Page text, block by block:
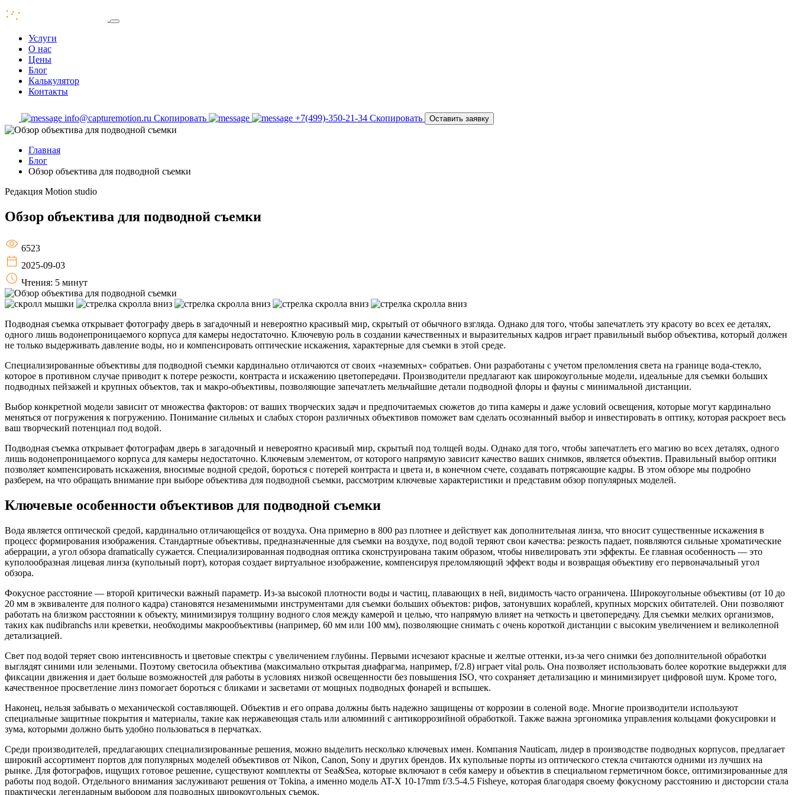
Услуги
О нас
Цены
Блог
Калькулятор
Контакты
info@capturemotion.ru Скопировать +7(499)-350-21-34 Скопировать Оставить заявку
Главная
Блог
Обзор объектива для подводной съемки
Редакция Motion studio
Обзор объектива для подводной съемки
6523
2025-09-03
Чтения: 5 минут
Подводная съемка открывает фотографу дверь в загадочный и невероятно красивый мир, скрытый от обычного взгляда. Однако для того, чтобы запечатлеть эту красоту во всех ее деталях,
одного лишь водонепроницаемого корпуса для камеры недостаточно. Ключевую роль в создании качественных и выразительных кадров играет правильный выбор объектива, который должен
не только выдерживать давление воды, но и компенсировать оптические искажения, характерные для съемки в этой среде.
Специализированные объективы для подводной съемки кардинально отличаются от своих «наземных» собратьев. Они разработаны с учетом преломления света на границе вода-стекло,
которое в противном случае приводит к потере резкости, контраста и искажению цветопередачи. Производители предлагают как широкоугольные модели, идеальные для съемки больших
подводных пейзажей и крупных объектов, так и макро-объективы, позволяющие запечатлеть мельчайшие детали подводной флоры и фауны с минимальной дистанции.
Выбор конкретной модели зависит от множества факторов: от ваших творческих задач и предпочитаемых сюжетов до типа камеры и даже условий освещения, которые могут кардинально
меняться от погружения к погружению. Понимание сильных и слабых сторон различных объективов поможет вам сделать осознанный выбор и инвестировать в оптику, которая раскроет весь
ваш творческий потенциал под водой.
Подводная съемка открывает фотографам дверь в загадочный и невероятно красивый мир, скрытый под толщей воды. Однако для того, чтобы запечатлеть его магию во всех деталях, одного
лишь водонепроницаемого корпуса для камеры недостаточно. Ключевым элементом, от которого напрямую зависит качество ваших снимков, является объектив. Правильный выбор оптики
позволяет компенсировать искажения, вносимые водной средой, бороться с потерей контраста и цвета и, в конечном счете, создавать потрясающие кадры. В этом обзоре мы подробно
разберем, на что обращать внимание при выборе объектива для подводной съемки, рассмотрим ключевые характеристики и представим обзор популярных моделей.
Ключевые особенности объективов для подводной съемки
Вода является оптической средой, кардинально отличающейся от воздуха. Она примерно в 800 раз плотнее и действует как дополнительная линза, что вносит существенные искажения в
процесс формирования изображения. Стандартные объективы, предназначенные для съемки на воздухе, под водой теряют свои качества: резкость падает, появляются сильные хроматические
аберрации, а угол обзора dramatically сужается. Специализированная подводная оптика сконструирована таким образом, чтобы нивелировать эти эффекты. Ее главная особенность — это
куполообразная лицевая линза (купольный порт), которая создает виртуальное изображение, компенсируя преломляющий эффект воды и возвращая объективу его первоначальный угол
обзора.
Фокусное расстояние — второй критически важный параметр. Из-за высокой плотности воды и частиц, плавающих в ней, видимость часто ограничена. Широкоугольные объективы (от 10 до
20 мм в эквиваленте для полного кадра) становятся незаменимыми инструментами для съемки больших объектов: рифов, затонувших кораблей, крупных морских обитателей. Они позволяют
работать на близком расстоянии к объекту, минимизируя толщину водного слоя между камерой и целью, что напрямую влияет на четкость и цветопередачу. Для съемки мелких организмов,
таких как nudibranchs или креветки, необходимы макрообъективы (например, 60 мм или 100 мм), позволяющие снимать с очень короткой дистанции с высоким увеличением и великолепной
детализацией.
Свет под водой теряет свою интенсивность и цветовые спектры с увеличением глубины. Первыми исчезают красные и желтые оттенки, из-за чего снимки без дополнительной обработки
выглядят синими или зелеными. Поэтому светосила объектива (максимально открытая диафрагма, например, f/2.8) играет vital роль. Она позволяет использовать более короткие выдержки для
фиксации движения и дает больше возможностей для работы в условиях низкой освещенности без повышения ISO, что сохраняет детализацию и минимизирует цифровой шум. Кроме того,
качественное просветление линз помогает бороться с бликами и засветами от мощных подводных фонарей и вспышек.
Наконец, нельзя забывать о механической составляющей. Объектив и его оправа должны быть надежно защищены от коррозии в соленой воде. Многие производители используют
специальные защитные покрытия и материалы, такие как нержавеющая сталь или алюминий с антикоррозийной обработкой. Также важна эргономика управления кольцами фокусировки и
зума, которыми должно быть удобно пользоваться в перчатках.
Среди производителей, предлагающих специализированные решения, можно выделить несколько ключевых имен. Компания Nauticam, лидер в производстве подводных корпусов, предлагает
широкий ассортимент портов для популярных моделей объективов от Nikon, Canon, Sony и других брендов. Их купольные порты из оптического стекла считаются одними из лучших на
рынке. Для фотографов, ищущих готовое решение, существуют комплекты от Sea&Sea, которые включают в себя камеру и объектив в специальном герметичном боксе, оптимизированные для
работы под водой. Отдельного внимания заслуживают решения от Tokina, а именно модель AT-X 10-17mm f/3.5-4.5 Fisheye, которая благодаря своему фокусному расстоянию и дисторсии стала
практически легендарным выбором для подводных широкоугольных съемок.